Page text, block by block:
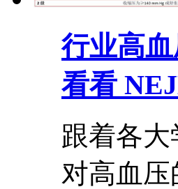
行业高
看看
跟着各
对高血